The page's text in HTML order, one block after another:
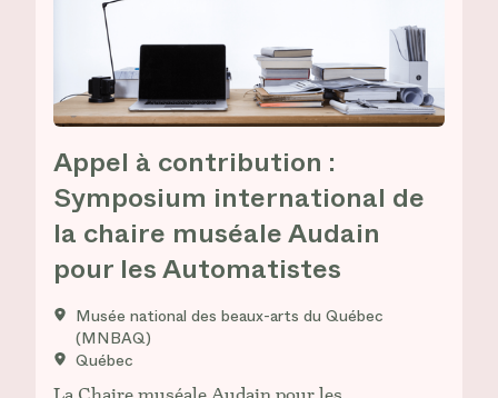
Appel à contribution :
Symposium international de
la chaire muséale Audain
pour les Automatistes
Musée national des beaux-arts du Québec
(MNBAQ)
Québec